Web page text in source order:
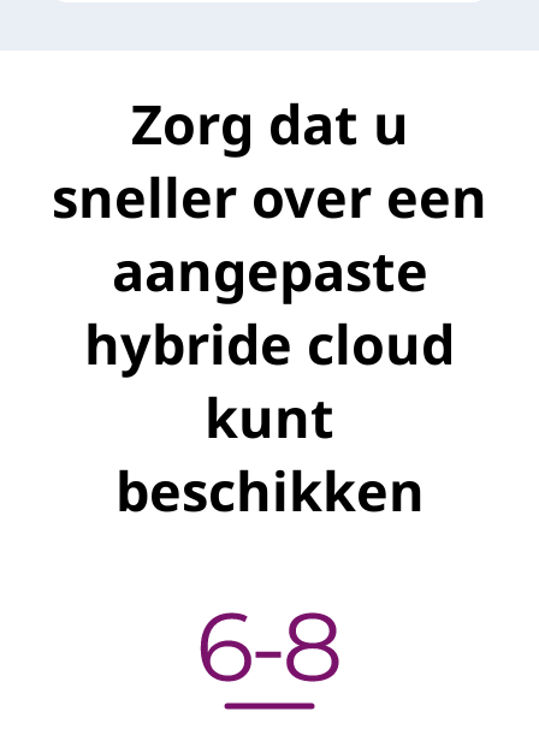
Zorg dat u
sneller over een
aangepaste
hybride cloud
kunt
beschikken